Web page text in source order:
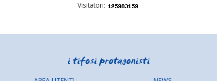
Visitatori: